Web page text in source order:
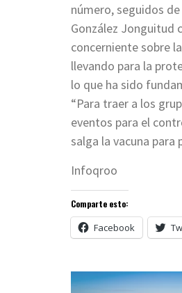
número, seguidos
González Jonguitud
concerniente sobre
llevando para la
lo que ha sido
“Para traer a los
eventos para el
salga la vacuna para
Infoqroo
Comparte esto:
Facebook